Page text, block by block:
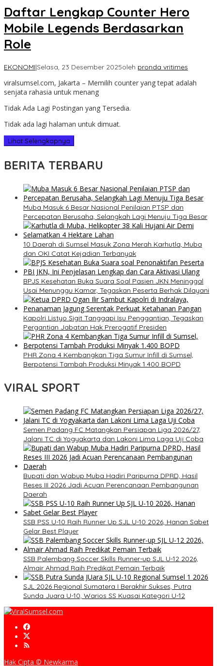
Daftar Lengkap Counter Hero
Mobile Legends Berdasarkan
Role
EKONOMI|Selasa, 23 Desember 2025oleh pronda vritimes
viralsumsel.com, Jakarta – Memilih counter yang tepat adalah
senjata rahasia untuk menang
Tidak Ada Lagi Postingan yang Tersedia.
Tidak ada lagi halaman untuk dimuat.
Lihat Selengkapnya
BERITA TERBARU
Muba Masuk 6 Besar Nasional Penilaian PTSP dan
Percepatan Berusaha, Selangkah Lagi Menuju Tiga Besar
10 Daerah di Sumsel Masuk Zona Merah Karhutla, Muba
dan OKI Catat Kejadian Terbanyak
BPJS Kesehatan Buka Suara Soal Pasien JKN Meninggal
Usai Menunggu Kamar, Tegaskan Peserta Berhak Dilayani
Kapolri Listyo Sigit Tanggapi Isu Penggantian, Tegaskan
Pergantian Jabatan Hak Prerogatif Presiden
PHR Zona 4 Kembangkan Tiga Sumur Infill di Sumsel,
Berpotensi Tambah Produksi Minyak 1.400 BOPD
VIRAL SPORT
Semen Padang FC Matangkan Persiapan Liga 2026/27,
Jalani TC di Yogyakarta dan Lakoni Lima Laga Uji Coba
Bupati dan Wabup Muba Hadiri Paripurna DPRD, Hasil
Reses III 2026 Jadi Acuan Perencanaan Pembangunan
Daerah
SSB PSS U-10 Raih Runner Up SJL U-10 2026, Hanan Sabet
Gelar Best Player
SSB Palembang Soccer Skills Runner-up SJL U-12 2026,
Almair Ahmad Raih Predikat Pemain Terbaik
SJL 2026 Regional Sumatera I Berakhir Sukses, Putra
Sunda Juara U-10, Warios SS Kuasai Kategori U-12
Hak Cipta © Newkarma